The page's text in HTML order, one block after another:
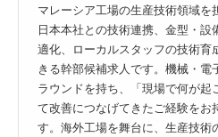
マレーシア工場の生産技術領域を
日本本社との技術連携、金型・
適化、ローカルスタッフの技術育
きる幹部候補求人です。機械・
ラウンドを持ち、「現場で何が起
て改善につなげてきたご経験をお
す。海外工場を舞台に、生産技術